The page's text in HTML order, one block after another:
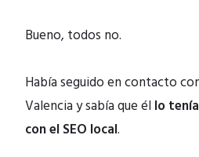
Bueno, todos no.
Había seguido en contacto
Valencia y sabía que éllo
con el SEO local.